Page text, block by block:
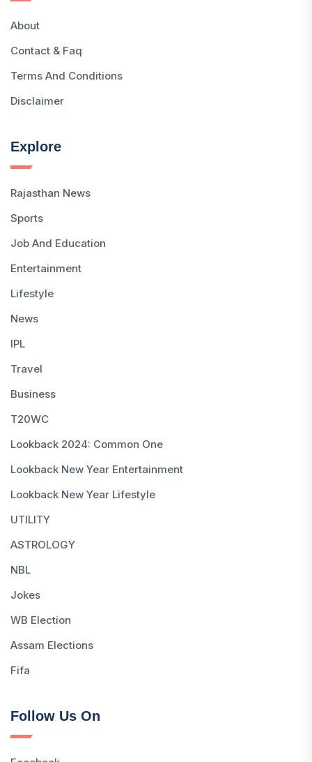
About
Contact & Faq
Terms And Conditions
Disclaimer
Explore
Rajasthan News
Sports
Job And Education
Entertainment
Lifestyle
News
IPL
Travel
Business
T20WC
Lookback 2024: Common One
Lookback New Year Entertainment
Lookback New Year Lifestyle
UTILITY
ASTROLOGY
NBL
Jokes
WB Election
Assam Elections
Fifa
Follow Us On